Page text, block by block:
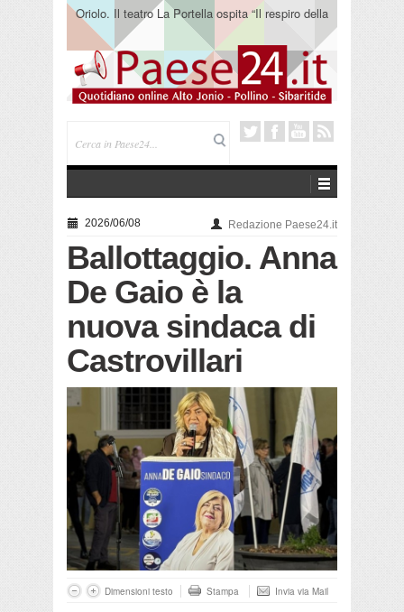
Oriolo. Il teatro La Portella ospita “Il respiro della
terra” del collettivo 365
2026/06/08 Redazione Paese24.it
Ballottaggio. Anna
De Gaio è la
nuova sindaca di
Castrovillari
Dimensioni testo Stampa Invia via Mail